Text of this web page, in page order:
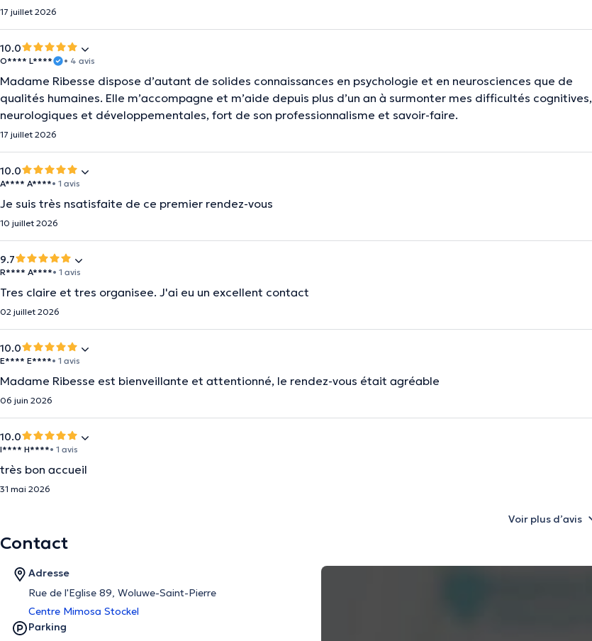
17 juillet 2026
10.0
O**** L**** • 4 avis
Madame Ribesse dispose d’autant de solides connaissances en psychologie et en neurosciences que de
qualités humaines. Elle m’accompagne et m’aide depuis plus d’un an à surmonter mes difficultés cognitives,
neurologiques et développementales, fort de son professionnalisme et savoir-faire.
17 juillet 2026
10.0
A**** A****• 1 avis
Je suis très nsatisfaite de ce premier rendez-vous
10 juillet 2026
9.7
R**** A****• 1 avis
Tres claire et tres organisee. J'ai eu un excellent contact
02 juillet 2026
10.0
E**** E****• 1 avis
Madame Ribesse est bienveillante et attentionné, le rendez-vous était agréable
06 juin 2026
10.0
I**** H****• 1 avis
très bon accueil
31 mai 2026
Voir plus d’avis
Contact
Adresse
Rue de l'Eglise 89, Woluwe-Saint-Pierre
Centre Mimosa Stockel
Parking